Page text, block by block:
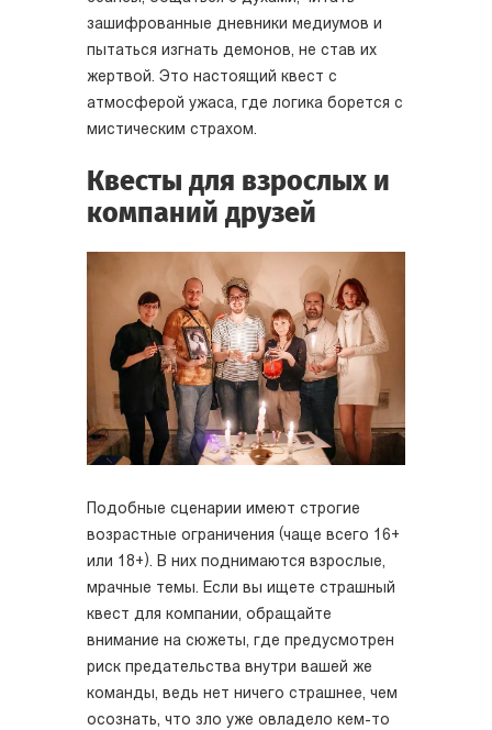
зашифрованные дневники медиумов и
пытаться изгнать демонов, не став их
жертвой. Это настоящий квест с
атмосферой ужаса, где логика борется с
мистическим страхом.
Квесты для взрослых и
компаний друзей
Подобные сценарии имеют строгие
возрастные ограничения (чаще всего 16+
или 18+). В них поднимаются взрослые,
мрачные темы. Если вы ищете страшный
квест для компании, обращайте
внимание на сюжеты, где предусмотрен
риск предательства внутри вашей же
команды, ведь нет ничего страшнее, чем
осознать, что зло уже овладело кем-то